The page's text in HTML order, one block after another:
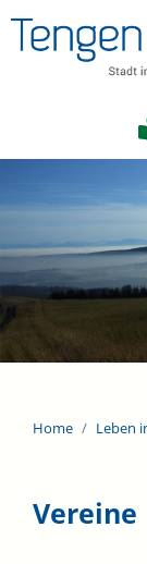
Home Leben
Vereine